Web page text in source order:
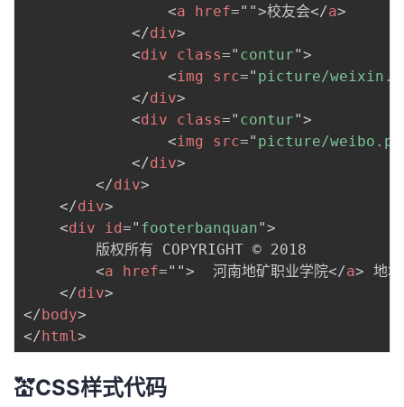
<a href=" ">校友会</a>
</div>
<div class=" contur">
<img src=" picture/
</div>
<div class=" contur">
<img src=" picture/
</div>
</div>
</div>
<div id=" footerbanquan">
        版权所有 COPYRIGHT © 2018
<a href=" ">
  河南地矿职业学院
</a> 地
</div>
</ body>
</ html>
💒CSS样式代码